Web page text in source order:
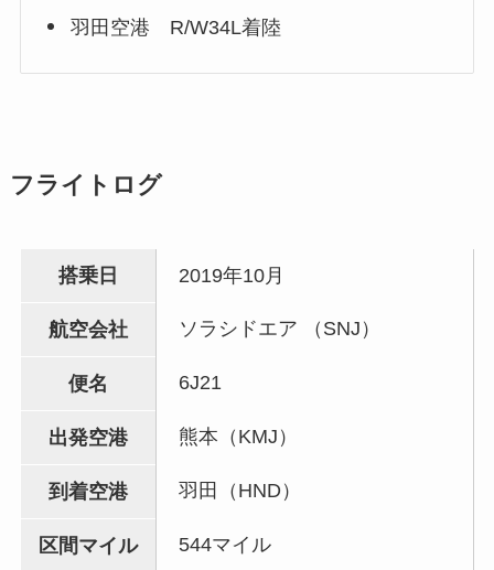
羽田空港 R/W34L着陸
フライトログ
搭乗日 2019年10月
航空会社 ソラシドエア （SNJ）
便名 6J21
出発空港 熊本（KMJ）
到着空港 羽田（HND）
区間マイル 544マイル